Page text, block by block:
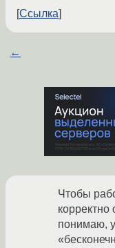
Ссылка
←
Чтобы
корректно
понимаю,